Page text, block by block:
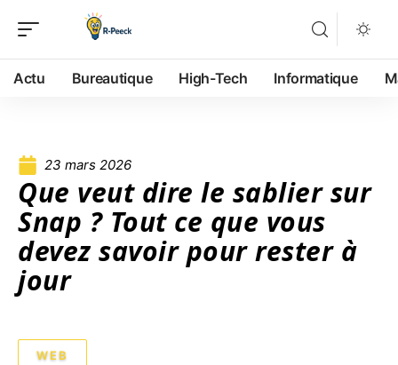
Actu Bureautique High-Tech Informatique
23 mars 2026
Que veut dire le sablier sur
Snap ? Tout ce que vous
devez savoir pour rester à
jour
WEB